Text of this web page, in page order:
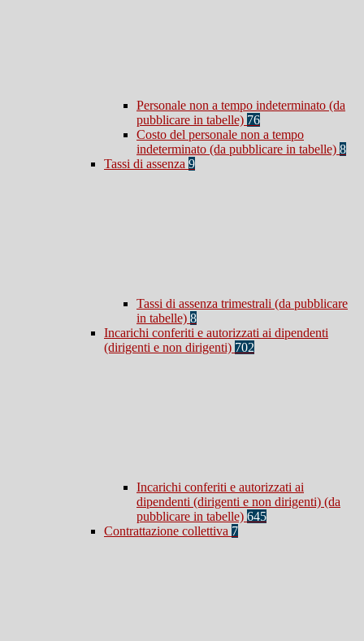
Personale non a tempo indeterminato (da
pubblicare in tabelle) 76
Costo del personale non a tempo
indeterminato (da pubblicare in tabelle) 8
Tassi di assenza 9
Tassi di assenza trimestrali (da pubblicare
in tabelle) 8
Incarichi conferiti e autorizzati ai dipendenti
(dirigenti e non dirigenti) 702
Incarichi conferiti e autorizzati ai
dipendenti (dirigenti e non dirigenti) (da
pubblicare in tabelle) 645
Contrattazione collettiva 7